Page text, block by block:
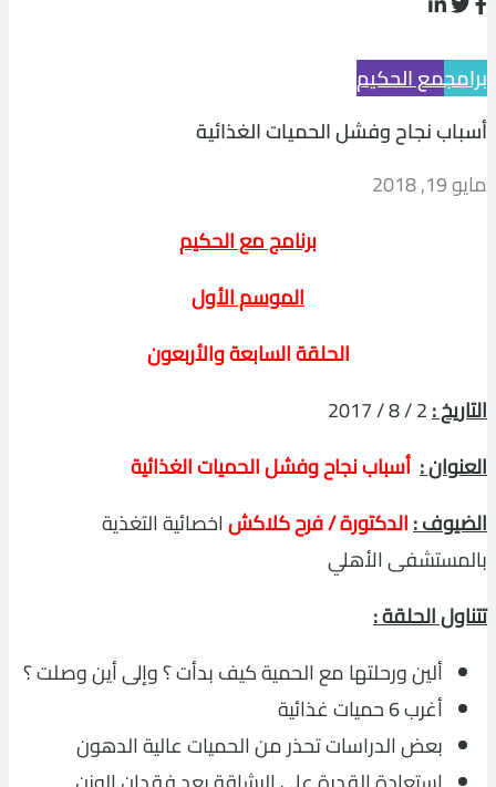
برامجمع الحكيم
أسباب نجاح وفشل الحميات الغذائية
مايو 19, 2018
برنامج مع الحكيم
الموسم الأول
الحلقة السابعة والأربعون
التاريخ :
العنوان : أسباب نجاح وفشل الحميات الغذائية
الضيوف :الدكتورة / فرح كلاكشاخصائية التغذية
بالمستشفى الأهلي
تتناول الحلقة :
ألين ورحلتها مع الحمية كيف بدأت ؟ وإلى أين وصلت ؟
أغرب 6 حميات غذائية
بعض الدراسات تحذر من الحميات عالية الدهون